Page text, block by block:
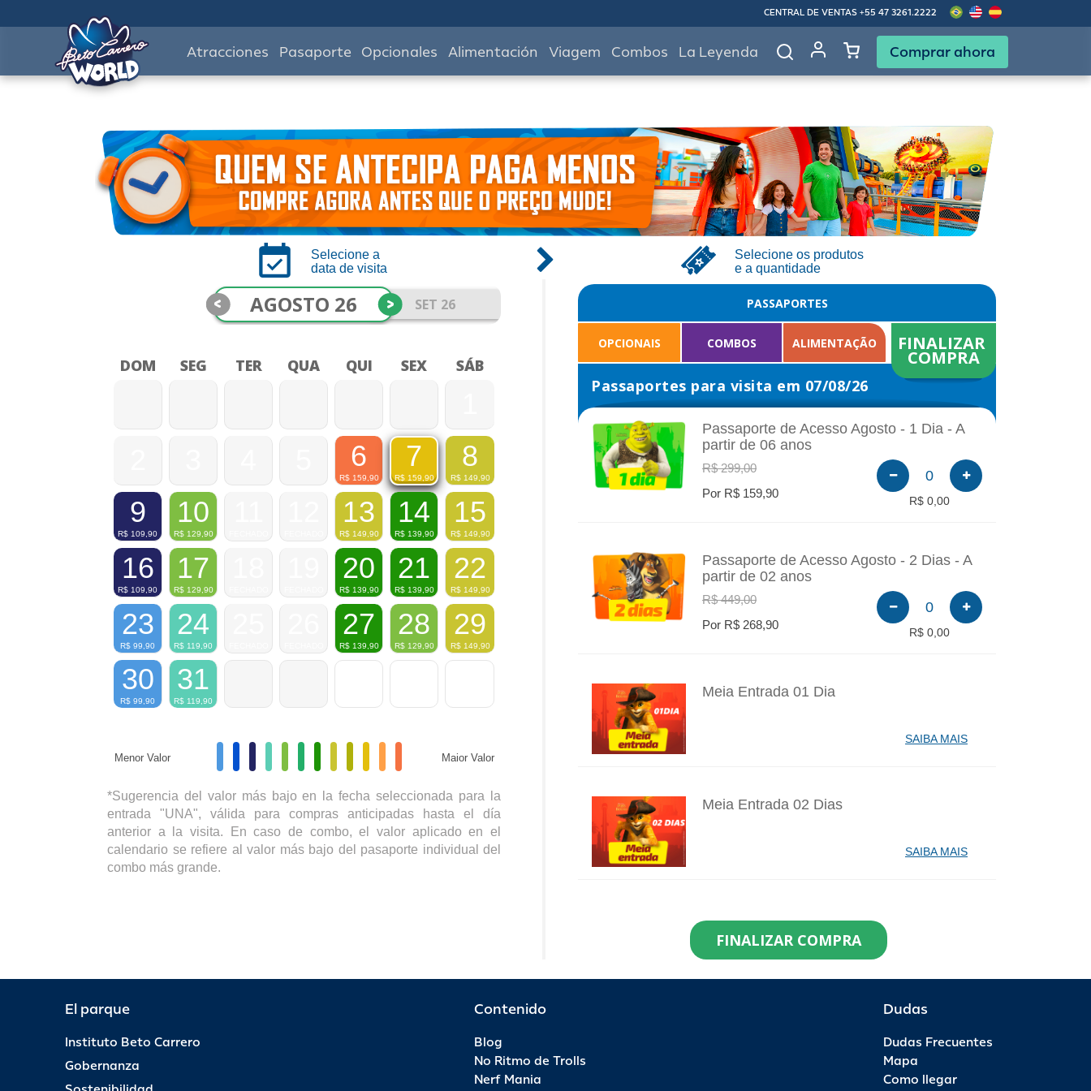
CENTRAL DE VENTAS +55 47 3261.2222
Atracciones Pasaporte Opcionales Alimentación Viagem Combos La Leyenda Comprar ahora
Selecione a
data de visita
Selecione os produtos
e a quantidade
AGOSTO 26 SET 26
< >
DOM SEG TER QUA QUI SEX SÁB
6
R$ 159,90
7
R$ 159,90
8
R$ 149,90
9
R$ 109,90
10
R$ 129,90
13
R$ 149,90
14
R$ 139,90
15
R$ 149,90
16
R$ 109,90
17
R$ 129,90
20
R$ 139,90
21
R$ 139,90
22
R$ 149,90
23
R$ 99,90
24
R$ 119,90
27
R$ 139,90
28
R$ 129,90
29
R$ 149,90
30
R$ 99,90
31
R$ 119,90
Menor Valor Maior Valor
*Sugerencia del valor más bajo en la fecha seleccionada para la
entrada "UNA", válida para compras anticipadas hasta el día
anterior a la visita. En caso de combo, el valor aplicado en el
calendario se refiere al valor más bajo del pasaporte individual del
combo más grande.
PASSAPORTES
OPCIONAIS COMBOS ALIMENTAÇÃO FINALIZAR
COMPRA
Passaportes para visita em 07/08/26
INFO
Passaporte de Acesso Agosto - 1 Dia - A
partir de 06 anos
R$ 299,00
Por R$ 159,90
0
R$ 0,00
INFO
Passaporte de Acesso Agosto - 2 Dias - A
partir de 02 anos
R$ 449,00
Por R$ 268,90
0
R$ 0,00
INFO
Meia Entrada 01 Dia
SAIBA MAIS
INFO
Meia Entrada 02 Dias
SAIBA MAIS
Residentes de Santa Catarina Agosto - 1
Dia
R$ 299,90
Por R$ 119,90
Passaporte Anual - 1 Ano - Anual Ouro
FINALIZAR COMPRA
El parque
Instituto Beto Carrero
Gobernanza
Contenido
Blog
No Ritmo de Trolls
Nerf Mania
Dudas
Dudas Frecuentes
Mapa
Como llegar